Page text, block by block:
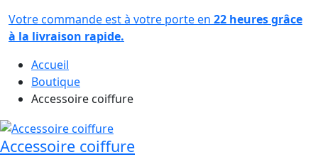
Votre commande est à votre porte en 22 heures grâce
à la livraison rapide.
Accueil
Boutique
Accessoire coiffure
Accessoire coiffure